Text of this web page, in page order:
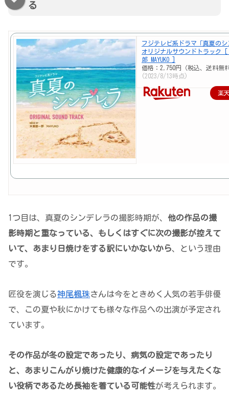
る
フジテレビ系ドラマ「真夏の
オリジナルサウンドトラック
郎 MAYUKO ]
価格：2,750円（税込、送料無
(2023/8/13時点)
楽
1つ目は、真夏のシンデレラの撮影時期が、 他の作品の撮
影時期と重なっている、もしくはすぐに次の撮影が控えて
いて、あまり日焼けをする訳にいかないから、という理由
です。
匠役を演じる神尾楓珠さんは今をときめく人気の若手俳優
で、この夏や秋にかけても様々な作品への出演が予定され
ています。
その作品が冬の設定であったり、病気の設定であったり
と、あまりこんがり焼けた健康的なイメージを与えたくな
い役柄であるため長袖を着ている可能性が考えられます。